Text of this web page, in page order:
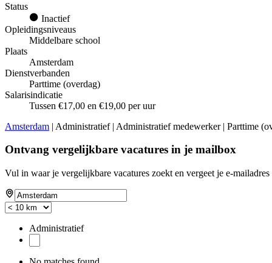
Status
Inactief
Opleidingsniveaus
Middelbare school
Plaats
Amsterdam
Dienstverbanden
Parttime (overdag)
Salarisindicatie
Tussen €17,00 en €19,00 per uur
Amsterdam | Administratief | Administratief medewerker | Parttime
Ontvang vergelijkbare vacatures in je mailbox
Vul in waar je vergelijkbare vacatures zoekt en vergeet je e-
Administratief